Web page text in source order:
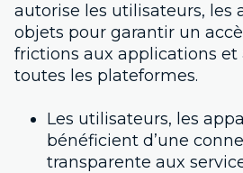
autorise les utilisateurs, les
objets pour garantir un
frictions aux applications et
toutes les plateformes.
Les utilisateurs, les
bénéficient d’une
transparente aux